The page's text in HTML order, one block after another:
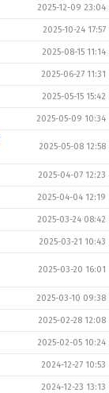
2025-12-09 23:04
2025-10-24 17:57
2025-08-15 11:14
2025-06-27 11:31
2025-05-15 15:42
2025-05-09 10:34
2025-05-08 12:58
2025-04-07 12:23
2025-04-04 12:19
2025-03-24 08:42
2025-03-21 10:43
2025-03-20 16:01
2025-03-10 09:38
2025-02-28 12:08
2025-02-05 10:24
2024-12-27 10:53
2024-12-23 13:13